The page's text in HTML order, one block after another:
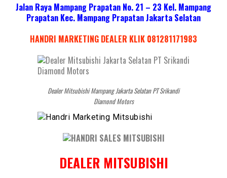
Jalan Raya Mampang Prapatan No. 21 – 23 Kel. Mampang
Prapatan Kec. Mampang Prapatan Jakarta Selatan
HANDRI MARKETING DEALER KLIK 081281171983
Dealer Mitsubishi Mampang Jakarta Selatan PT Srikandi
Diamond Motors
DEALER MITSUBISHI